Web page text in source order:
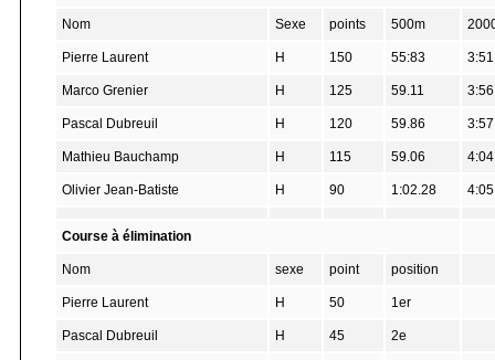
Nom Sexe points 500m
Pierre Laurent H 150 55:83
Marco Grenier H 125 59.11
Pascal Dubreuil H 120 59.86
Mathieu Bauchamp H 115 59.06
Olivier Jean-Batiste H 90 1:02.28
Course à élimination
Nom sexe point position
Pierre Laurent H 50 1er
Pascal Dubreuil H 45 2e